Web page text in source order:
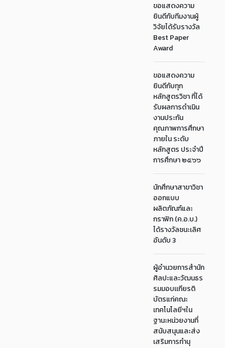
ขอแสดงความ
ยินดีกับทีมงานผู้
วิจัยได้รับรางวัล
Best Paper
Award
ขอแสดงความ
ยินดีกับทุก
หลักสูตรวิชา ที่ได้
รับผลการดำเนิน
งานประกัน
คุณภาพการศึกษา
ภายใน ระดับ
หลักสูตร ประจำปี
การศึกษา ๒๕๖๖
นักศึกษาสาขาวิชา
ออกแบบ
ผลิตภัณฑ์และ
กราฟิก (ค.อ.บ.)
ได้รางวัลชนะเลิศ
อันดับ 3
ผู้อำนวยการสำนัก
ศิลปะและวัฒนธร
รมมอบเเกียรติ
บัตรแก่คณะ
เทคโนโลยีฯใน
ฐานะหน่วยงานที่
สนับสนุนและส่ง
เสริมการทำนุ